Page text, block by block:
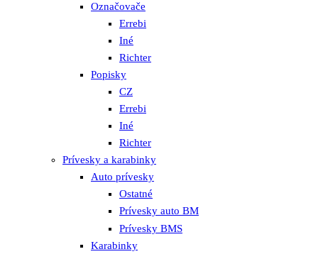
Označovače
Errebi
Iné
Richter
Popisky
CZ
Errebi
Iné
Richter
Prívesky a karabinky
Auto prívesky
Ostatné
Prívesky auto BM
Prívesky BMS
Karabinky